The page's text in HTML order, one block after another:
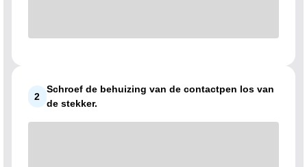
2
Schroef de behuizing van de contactpen los van
de stekker.